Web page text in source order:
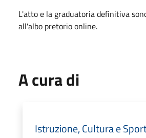
L'atto e la graduatoria definitiva
all'albo pretorio online.
A cura di
Istruzione, Cultura e